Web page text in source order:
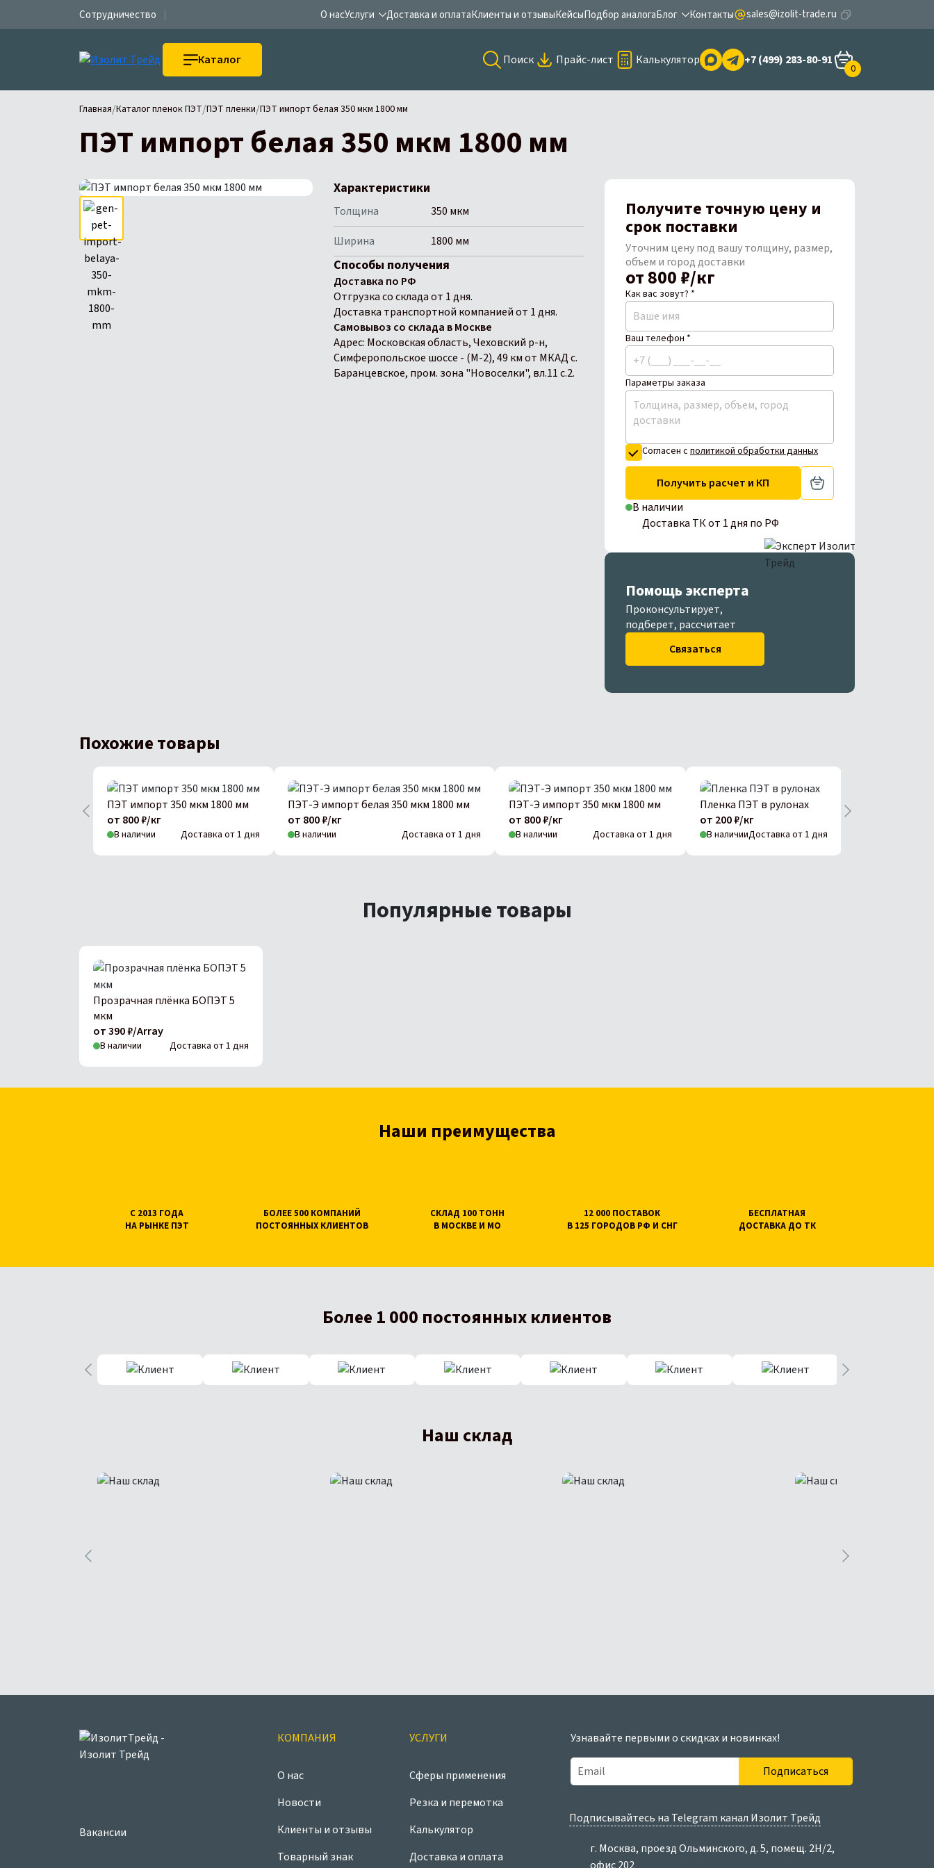
Сотрудничество О насУслуги Доставка и оплатаКлиенты и отзывыКейсыПодбор аналогаБлог Контакты sales@izolit-trade.ru
Каталог Поиск Прайс-лист Калькулятор +7 (499) 283-80-91
0
Главная/Каталог пленок ПЭТ/ПЭТ пленки/ПЭТ импорт белая 350 мкм 1800 мм
ПЭТ импорт белая 350 мкм 1800 мм
Характеристики
Толщина
350 мкм
Ширина
1800 мм
Способы получения
Доставка по РФ
Отгрузка со склада от 1 дня.
Доставка транспортной компанией от 1 дня.
Самовывоз со склада в Москве
Адрес: Московская область, Чеховский р-н,
Симферопольское шоссе - (М-2), 49 км от МКАД с.
Баранцевское, пром. зона "Новоселки", вл.11 с.2.
Получите точную цену и
срок поставки
Уточним цену под вашу толщину, размер,
объем и город доставки
от 800 ₽/кг
Как вас зовут? *
Ваш телефон *
Параметры заказа
Согласен с политикой обработки данных
Получить расчет и КП
В наличии
Доставка ТК от 1 дня по РФ
Помощь эксперта
Проконсультирует,
подберет, рассчитает
Связаться
Похожие товары
ПЭТ импорт 350 мкм 1800 мм
от 800 ₽/кг
В наличии Доставка от 1 дня
ПЭТ-Э импорт белая 350 мкм 1800 мм
от 800 ₽/кг
В наличии Доставка от 1 дня
ПЭТ-Э импорт 350 мкм 1800 мм
от 800 ₽/кг
В наличии Доставка от 1 дня
Пленка ПЭТ в рулонах
от 200 ₽/кг
В наличииДоставка от 1 дня
Популярные товары
Прозрачная плёнка БОПЭТ 5
мкм
от 390 ₽/Array
В наличии Доставка от 1 дня
Наши преимущества
С 2013 ГОДА
НА РЫНКЕ ПЭТ
БОЛЕЕ 500 КОМПАНИЙ
ПОСТОЯННЫХ КЛИЕНТОВ
СКЛАД 100 ТОНН
В МОСКВЕ И МО
12 000 ПОСТАВОК
В 125 ГОРОДОВ РФ И СНГ
БЕСПЛАТНАЯ
ДОСТАВКА ДО ТК
Более 1 000 постоянных клиентов
Наш склад
Вакансии
КОМПАНИЯ
О нас
Новости
Клиенты и отзывы
Товарный знак
УСЛУГИ
Сферы применения
Резка и перемотка
Калькулятор
Доставка и оплата
Узнавайте первыми о скидках и новинках!
Подписаться
Подписывайтесь на Telegram канал Изолит Трейд
г. Москва, проезд Ольминского, д. 5, помещ. 2Н/2,